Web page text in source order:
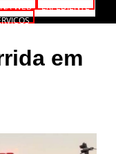
WEB
EXPEDIENTE
em